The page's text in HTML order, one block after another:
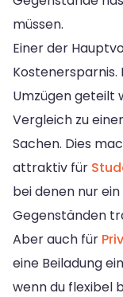
müssen.
Einer der
Umzügen geteilt
Vergleich zu
Sachen. Dies
attraktiv für
bei denen nur
Gegenständen
Aber auch für
eine Beiladung
wenn du flexibel